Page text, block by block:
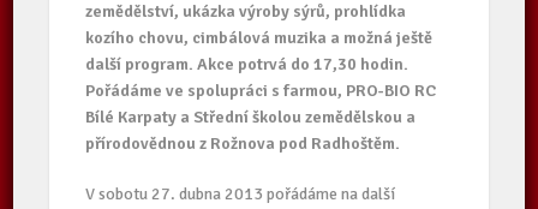
zemědělství, ukázka výroby sýrů, prohlídka
kozího chovu, cimbálová muzika a možná ještě
další program. Akce potrvá do 17,30 hodin.
Pořádáme ve spolupráci s farmou, PRO-BIO RC
Bílé Karpaty a Střední školou zemědělskou a
přírodovědnou z Rožnova pod Radhoštěm.
V sobotu 27. dubna 2013 pořádáme na další